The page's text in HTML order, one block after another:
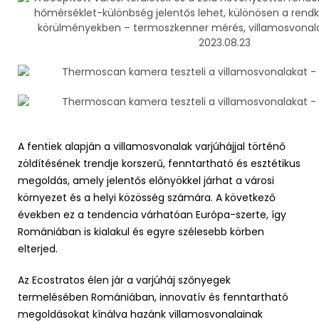
A fentiek alapján a villamosvonalak varjúhájjal történő
zöldítésének trendje korszerű, fenntartható és esztétikus
megoldás, amely jelentős előnyökkel járhat a városi
környezet és a helyi közösség számára. A következő
években ez a tendencia várhatóan Európa-szerte, így
Romániában is kialakul és egyre szélesebb körben
elterjed.
Az Ecostratos élen jár a varjúháj szőnyegek
termelésében Romániában, innovatív és fenntartható
megoldásokat kínálva hazánk villamosvonalainak